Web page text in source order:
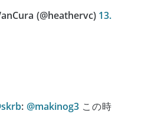
(@heathervc) 13.
: @makinog3この時